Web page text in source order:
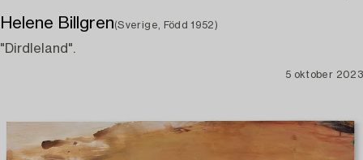
Helene Billgren(Sverige, Född 1952)
"Dirdleland".
5 oktober 2023